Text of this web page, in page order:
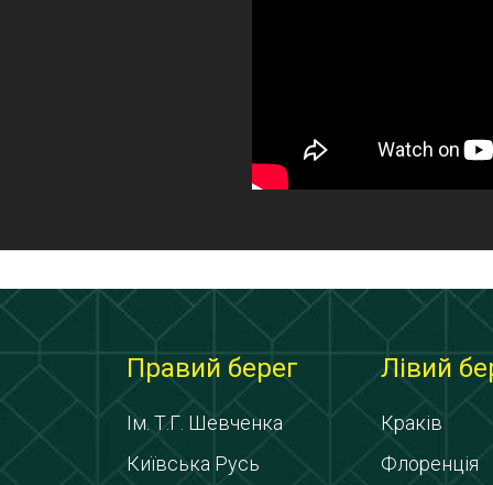
Правий берег
Ім. Т.Г. Шевченка
Київська Русь
Лівий
Краків
Флоренція